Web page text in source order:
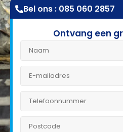
Bel ons : 085 060 2857
Ontvang een